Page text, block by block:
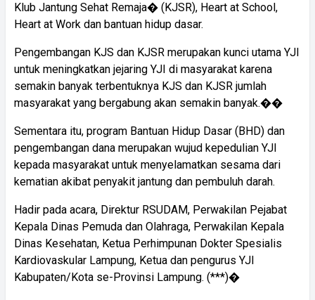
Klub Jantung Sehat Remaja� (KJSR), Heart at School,
Heart at Work dan bantuan hidup dasar.
Pengembangan KJS dan KJSR merupakan kunci utama YJI
untuk meningkatkan jejaring YJI di masyarakat karena
semakin banyak terbentuknya KJS dan KJSR jumlah
masyarakat yang bergabung akan semakin banyak.��
Sementara itu, program Bantuan Hidup Dasar (BHD) dan
pengembangan dana merupakan wujud kepedulian YJI
kepada masyarakat untuk menyelamatkan sesama dari
kematian akibat penyakit jantung dan pembuluh darah.
Hadir pada acara, Direktur RSUDAM, Perwakilan Pejabat
Kepala Dinas Pemuda dan Olahraga, Perwakilan Kepala
Dinas Kesehatan, Ketua Perhimpunan Dokter Spesialis
Kardiovaskular Lampung, Ketua dan pengurus YJI
Kabupaten/Kota se-Provinsi Lampung. (***)�